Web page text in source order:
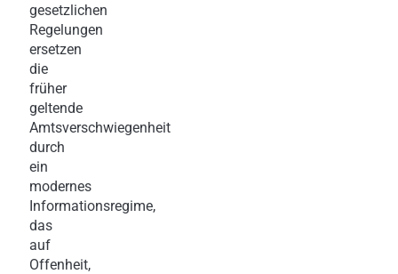
gesetzlichen
Regelungen
ersetzen
die
früher
geltende
Amtsverschwiegenheit
durch
ein
modernes
Informationsregime,
das
auf
Offenheit,